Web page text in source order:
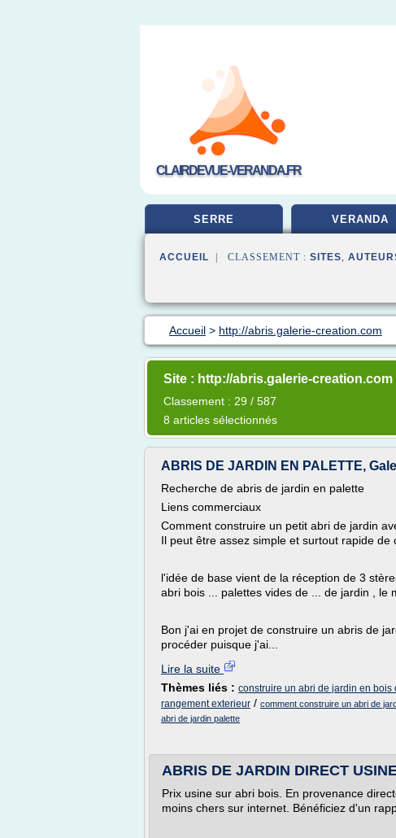
CLAIRDEVUE-VERANDA.FR
SERRE VERANDA
ACCUEIL | CLASSEMENT : SITES,
Accueil > http://abris.galerie-creation.com
Site : http://abris.galerie-creation.com
Classement : 29 / 587
8 articles sélectionnés
ABRIS DE JARDIN EN PALETTE,
Recherche de abris de jardin en palette
Liens commerciaux
Comment construire un petit abri de jardin
Il peut être assez simple et surtout rapide de
l'idée de base vient de la réception de 3
abri bois ... palettes vides de ... de jardin , le
Bon j'ai en projet de construire un abris de
procéder puisque j'ai...
Lire la suite
Thèmes liés : construire un abri de jardin en bois
rangement exterieur / comment construire un abri de
abri de jardin palette
ABRIS DE JARDIN DIRECT
Prix usine sur abri bois. En provenance
moins chers sur internet. Bénéficiez d'un